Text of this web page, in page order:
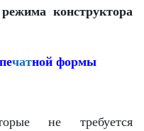
конструктора
чатной формы
не требуется